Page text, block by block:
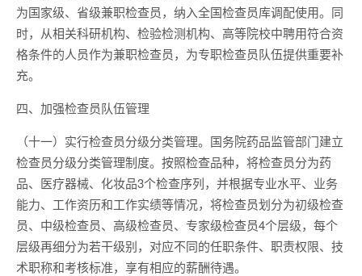
为国家级、省级兼职检查员，纳入全国检查员库调配使用。同
时，从相关科研机构、检验检测机构、高等院校中聘用符合资
格条件的人员作为兼职检查员，为专职检查员队伍提供重要补
充。
四、加强检查员队伍管理
（十一）实行检查员分级分类管理。国务院药品监管部门建立
检查员分级分类管理制度。按照检查品种，将检查员分为药
品、医疗器械、化妆品3个检查序列，并根据专业水平、业务
能力、工作资历和工作实绩等情况，将检查员划分为初级检查
员、中级检查员、高级检查员、专家级检查员4个层级，每个
层级再细分为若干级别，对应不同的任职条件、职责权限、技
术职称和考核标准，享有相应的薪酬待遇。